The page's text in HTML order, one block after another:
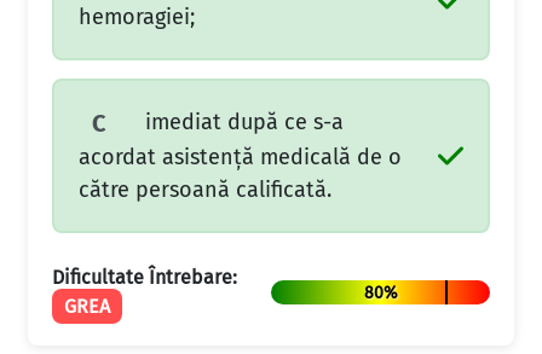
hemoragiei;
C
imediat după ce s-a
acordat asistență medicală de o
către persoană calificată.
Dificultate Întrebare:
GREA
80%